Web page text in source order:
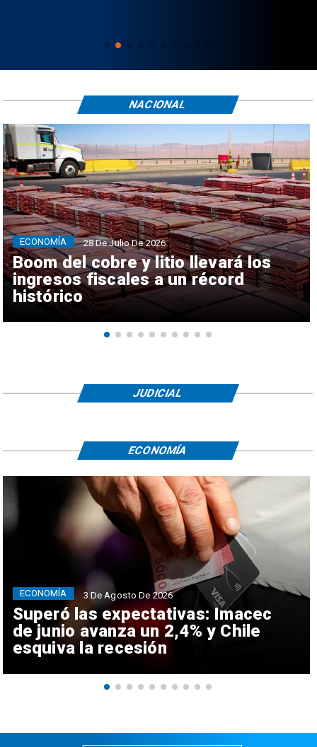
Boom del cobre y litio llevará los
ingresos fiscales a un récord
histórico
ECONOMÍA 28 De Julio De 2026
NACIONAL
JUDICIAL
Superó las expectativas: Imacec
de junio avanza un 2,4% y Chile
esquiva la recesión
ECONOMÍA 3 De Agosto De 2026
ECONOMÍA